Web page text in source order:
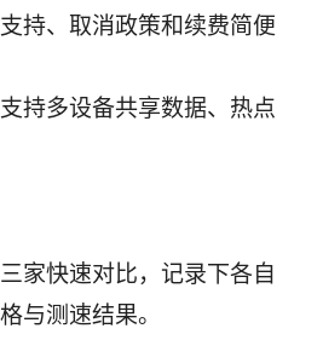
持、取消政策和续费简便
持多设备共享数据、热点
家快速对比，记录下各自
与测速结果。